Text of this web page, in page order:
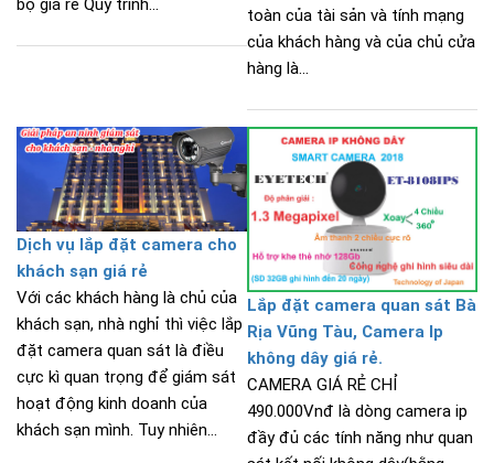
bộ giá rẻ Quy trình...
toàn của tài sản và tính mạng
của khách hàng và của chủ cửa
hàng là...
Dịch vụ lắp đặt camera cho
khách sạn giá rẻ
Với các khách hàng là chủ của
khách sạn, nhà nghỉ thì việc lắp
đặt camera quan sát là điều
cực kì quan trọng để giám sát
hoạt động kinh doanh của
khách sạn mình. Tuy nhiên...
Lắp đặt camera quan sát Bà
Rịa Vũng Tàu, Camera Ip
không dây giá rẻ.
CAMERA GIÁ RẺ CHỈ
490.000Vnđ là dòng camera ip
đầy đủ các tính năng như quan